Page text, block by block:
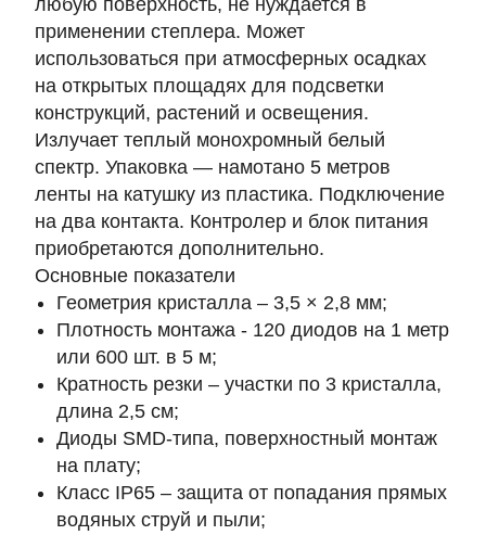
любую поверхность, не нуждается в
применении степлера. Может
использоваться при атмосферных осадках
на открытых площадях для подсветки
конструкций, растений и освещения.
Излучает теплый монохромный белый
спектр. Упаковка — намотано 5 метров
ленты на катушку из пластика. Подключение
на два контакта. Контролер и блок питания
приобретаются дополнительно.
Основные показатели
Геометрия кристалла – 3,5 × 2,8 мм;
Плотность монтажа - 120 диодов на 1 метр
или 600 шт. в 5 м;
Кратность резки – участки по 3 кристалла,
длина 2,5 см;
Диоды SMD-типа, поверхностный монтаж
на плату;
Класс IP65 – защита от попадания прямых
водяных струй и пыли;